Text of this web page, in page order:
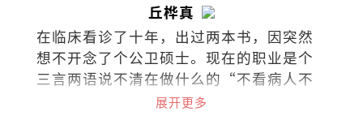
丘桦真
在临床看诊了十年，出过两本书，因突然
想不开念了个公卫硕士。现在的职业是个
三言两语说不清在做什么的“不看病人不
看诊的医生“(叹)。展开更多